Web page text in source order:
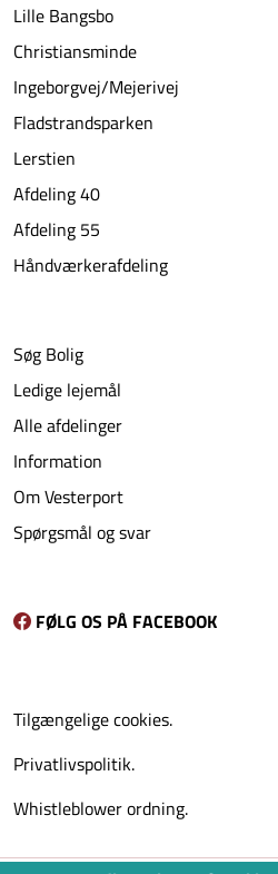
Lille Bangsbo
Christiansminde
Ingeborgvej/Mejerivej
Fladstrandsparken
Lerstien
Afdeling 40
Afdeling 55
Håndværkerafdeling
Søg Bolig
Ledige lejemål
Alle afdelinger
Information
Om Vesterport
Spørgsmål og svar
FØLG OS PÅ FACEBOOK
Tilgængelige cookies.
Privatlivspolitik.
Whistleblower ordning.